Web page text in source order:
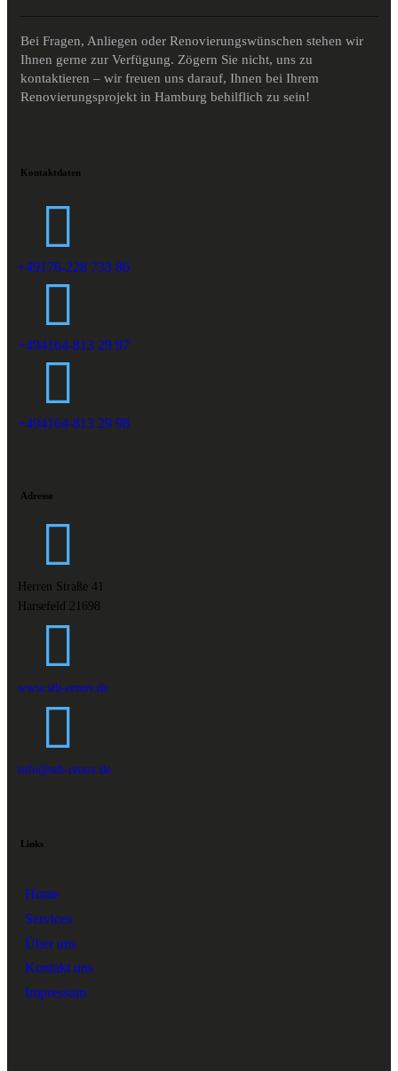
Bei Fragen, Anliegen oder Renovierungswünschen stehen wir
Ihnen gerne zur Verfügung. Zögern Sie nicht, uns zu
kontaktieren – wir freuen uns darauf, Ihnen bei Ihrem
Renovierungsprojekt in Hamburg behilflich zu sein!
Kontaktdaten
+49176-228 733 86
+494164-813 29 97
+494164-813 29 98
Adresse
Herren Straße 41
Harsefeld 21698
www.stb-renov.de
info@stb-renov.de
Links
Home
Services
Über uns
Kontakt uns
Impressum